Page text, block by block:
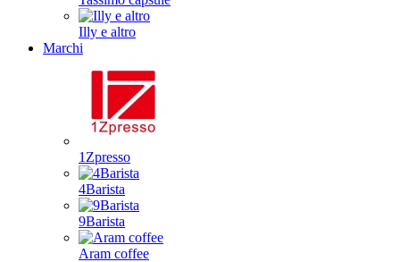
Illy e altro
Marchi
1Zpresso
4Barista
9Barista
Aram coffee